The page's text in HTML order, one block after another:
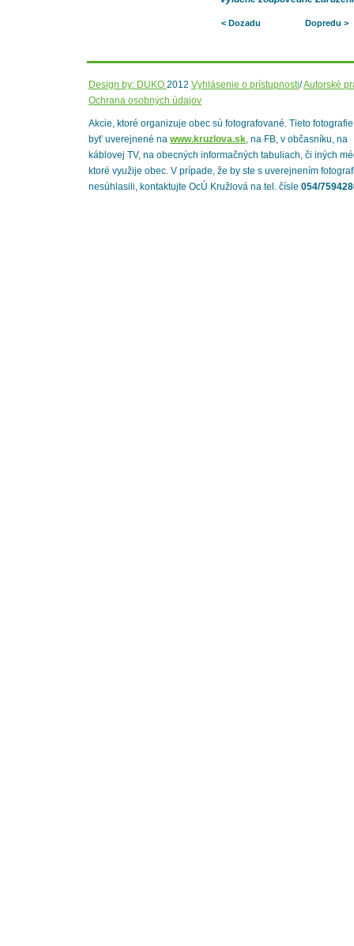
< Dozadu Dopredu >
Design by: DUKO 2012 Vyhlásenie o prístupnosti/Autorské
Ochrana osobných údajov
Akcie, ktoré organizuje obec sú fotografované. Tieto
byť uverejnené na www.kruzlova.sk, na FB, v občasníku, na
káblovej TV, na obecných informačných tabuliach, či iných
ktoré využije obec. V prípade, že by ste s uverejnením
nesúhlasili, kontaktujte OcÚ Kružlová na tel. čísle 054/